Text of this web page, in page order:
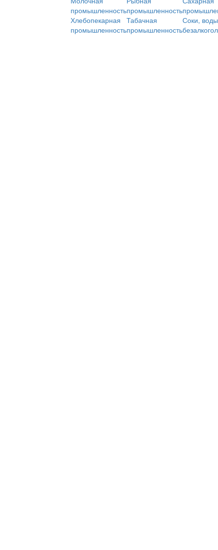
промышленностьпромышленность
Хлебопекарная
промышленность
Табачная
промышленность
Соки,